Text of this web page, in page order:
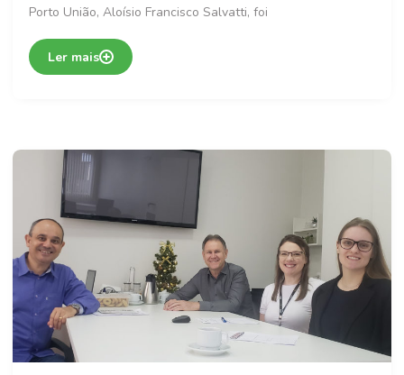
Porto União, Aloísio Francisco Salvatti, foi
Ler mais